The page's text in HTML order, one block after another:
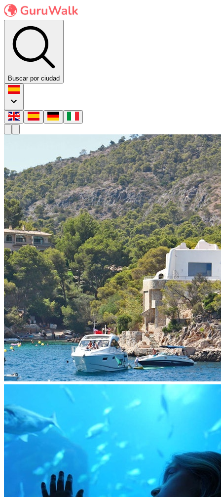
Buscar por ciudad